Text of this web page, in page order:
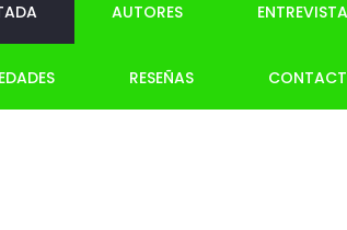
AUTORES
RESEÑAS